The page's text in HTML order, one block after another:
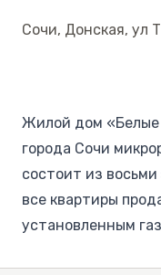
Сочи, Донская, ул
Жилой дом «Белые
города Сочи
состоит из
все квартиры
установленным